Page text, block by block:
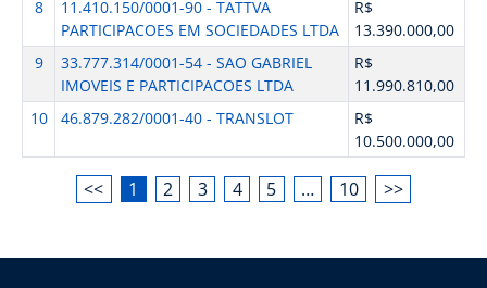
8
11.410.150/0001-90 - TATTVA
PARTICIPACOES EM SOCIEDADES LTDA
R$
13.390.000,00
9
33.777.314/0001-54 - SAO GABRIEL
IMOVEIS E PARTICIPACOES LTDA
R$
11.990.810,00
10
46.879.282/0001-40 - TRANSLOT
R$
10.500.000,00
<< 1 2 3 4 5 … 10 >>